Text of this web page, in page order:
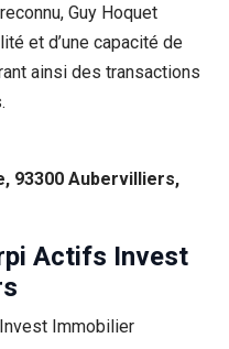
Guy Hoquet
et d’une capacité de
ainsi des transactions
93300 Aubervilliers,
Actifs Invest